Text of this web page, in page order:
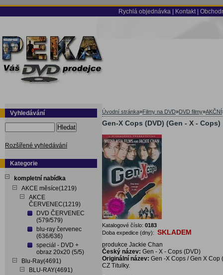
Rychlá objednávka Kontakt
Vyhledávání
Hledat
Rozšířené vyhledávání
Kategorie
kompletní nabídka
AKCE měsíce(1219)
AKCE
ČERVENEC(1219)
DVD ČERVENEC
(579/579)
blu-ray červenec
(636/636)
speciál - DVD +
obraz 20x20 (5/5)
Blu-Ray(4691)
BLU-RAY(4691)
Úvodní stránka»Filmy na DVD»DVD filmy»AKČNÍ
Gen-X Cops (DVD) (Gen - X - Cops)
Katalogové číslo: 0183
Doba expedice (dny): SKLADEM
produkce Jackie Chan
Český název: Gen - X - Cops (DVD)
Originální název: Gen -X Cops / Gen X Cop
CZ Titulky.